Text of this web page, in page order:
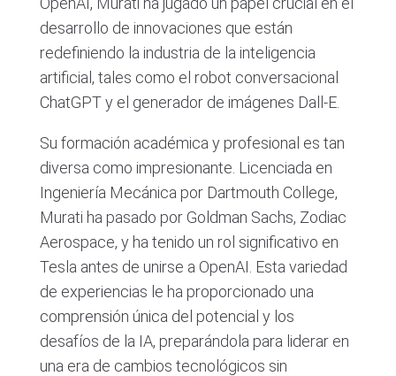
desarrollo de innovaciones que están
redefiniendo la industria de la inteligencia
artificial, tales como el robot conversacional
ChatGPT y el generador de imágenes Dall-E.
Su formación académica y profesional es tan
diversa como impresionante. Licenciada en
Ingeniería Mecánica por Dartmouth College,
Murati ha pasado por Goldman Sachs, Zodiac
Aerospace, y ha tenido un rol significativo en
Tesla antes de unirse a OpenAI. Esta variedad
de experiencias le ha proporcionado una
comprensión única del potencial y los
desafíos de la IA, preparándola para liderar en
una era de cambios tecnológicos sin